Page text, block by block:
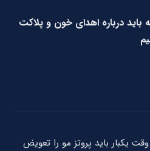
باید درباره اهدای خون و پلاکت
یکبار باید پروتز مو را تعویض